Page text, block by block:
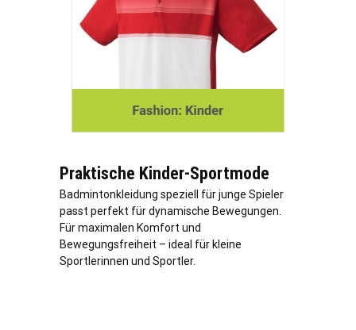
Praktische Kinder-Sportmode
Badmintonkleidung speziell für junge Spieler
passt perfekt für dynamische Bewegungen.
Für maximalen Komfort und
Bewegungsfreiheit – ideal für kleine
Sportlerinnen und Sportler.